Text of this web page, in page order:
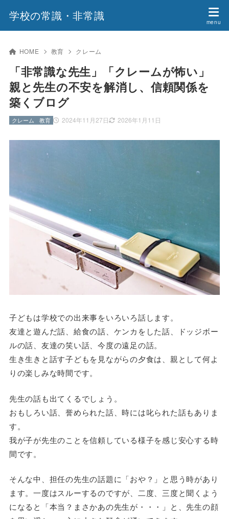
学校の常識・非常識
HOME 教育 クレーム
「非常識な先生」「クレームが怖い」
親と先生の不安を解消し、信頼関係を
築くブログ
2024年11月27日 2026年1月11日
クレーム 教育
子どもは学校での出来事をいろいろ話します。
友達と遊んだ話、給食の話、ケンカをした話、ドッジボー
ルの話、友達の笑い話、今度の遠足の話。
生き生きと話す子どもを見ながらの夕食は、親として何よ
りの楽しみな時間です。
先生の話も出てくるでしょう。
おもしろい話、誉められた話、時には叱られた話もありま
す。
我が子が先生のことを信頼している様子を感じ安心する時
間です。
そんな中、担任の先生の話題に「おや？」と思う時があり
ます。一度はスルーするのですが、二度、三度と聞くよう
になると「本当？まさかあの先生が・・・」と、先生の顔